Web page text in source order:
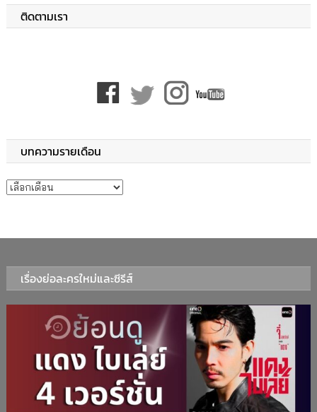
ติดตามเรา
บทความรายเดือน
บทความรายเดือน
เรื่องย่อละครใหม่และซีรีส์